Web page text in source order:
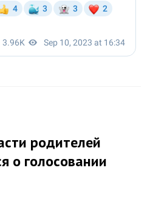
родителей
о голосовании